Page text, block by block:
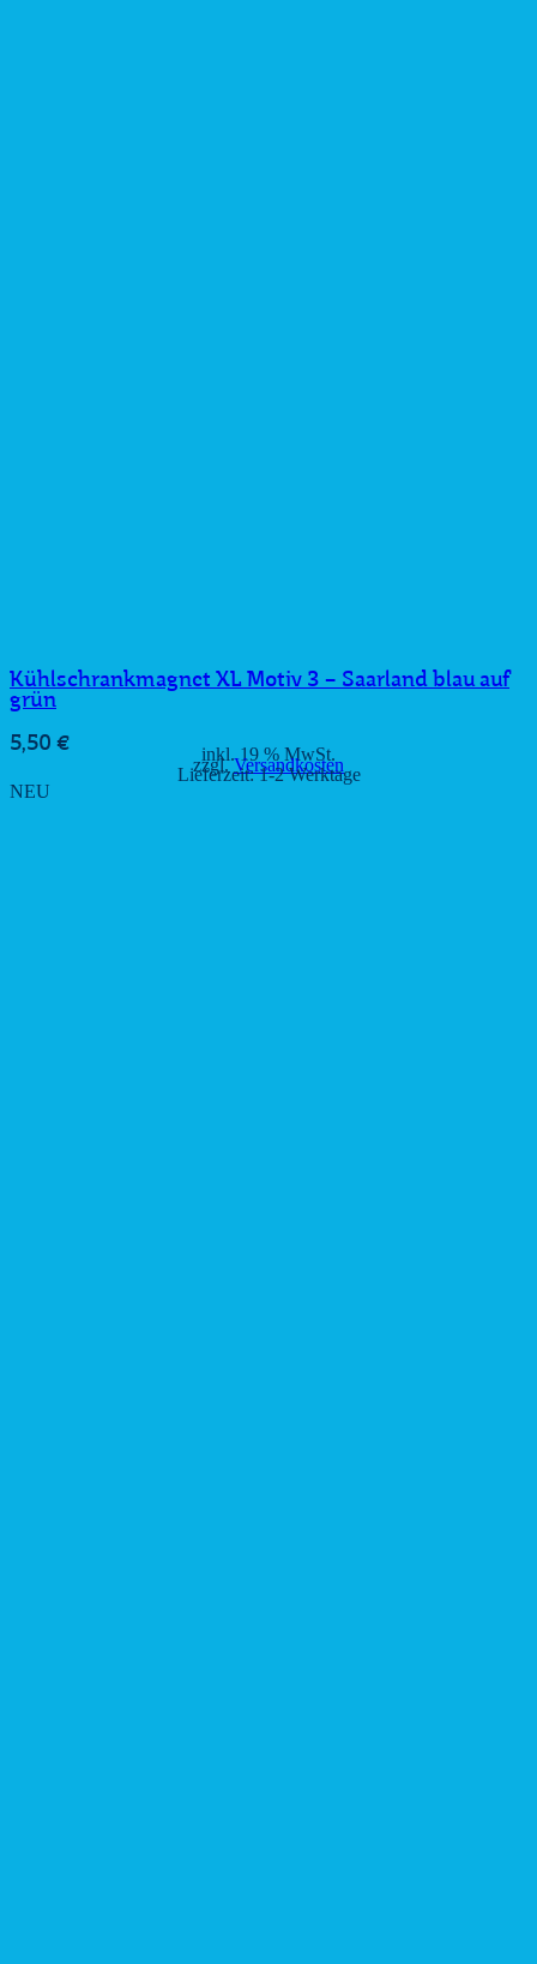
Kühlschrankmagnet XL Motiv 3 – Saarland blau auf
grün
5,50 € inkl. 19 % MwSt.
zzgl.Versandkosten
Lieferzeit:1-2 Werktage
NEU